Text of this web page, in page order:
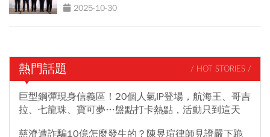
2025-10-30
熱門話題 / HOT STORIES /
巨型鋼彈現身信義區！20個人氣IP登場，航海王、哥吉
拉、七龍珠、寶可夢…盤點打卡熱點，活動只到這天
慈濟遭詐騙10億怎麼發生的？陳昱瑄律師見證嚴下跪